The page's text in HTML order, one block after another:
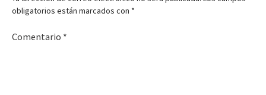
obligatorios están marcados con *
Comentario *